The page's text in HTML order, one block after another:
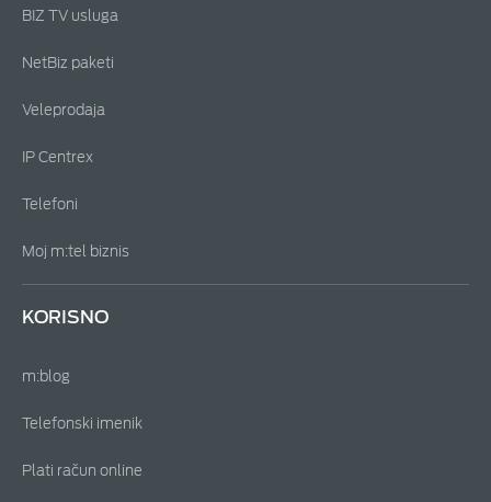
BIZ TV usluga
NetBiz paketi
Veleprodaja
IP Centrex
Telefoni
Moj m:tel biznis
KORISNO
m:blog
Telefonski imenik
Plati račun online